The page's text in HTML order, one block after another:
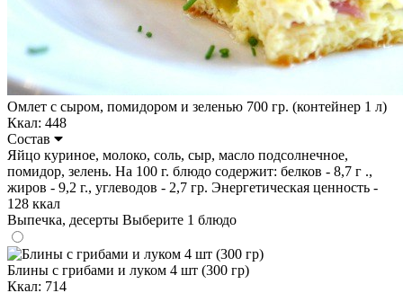
Омлет с сыром, помидором и зеленью 700 гр. (контейнер 1 л)
Ккал: 448
Состав
Яйцо куриное, молоко, соль, сыр, масло подсолнечное,
помидор, зелень. На 100 г. блюдо содержит: белков - 8,7 г .,
жиров - 9,2 г., углеводов - 2,7 гр. Энергетическая ценность -
128 ккал
Выпечка, десерты Выберите 1 блюдо
Блины с грибами и луком 4 шт (300 гр)
Ккал: 714